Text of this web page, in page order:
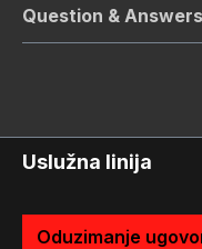
Question &
Uslužna linija
Oduzimanje